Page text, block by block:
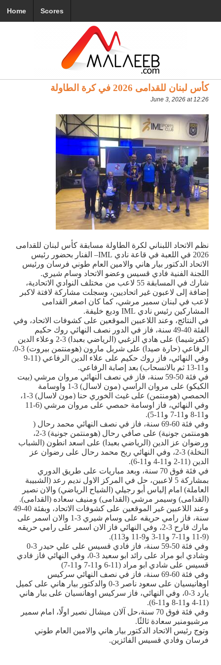
Home Scores
كأس لبنان للقدامى 2026 في كرة الطاولة
June 3, 2026 at 12:26
نظم الاتحاد اللبناني لكرة الطاولة مسابقة كأس لبنان للقدامى
2026 في اللعبة في قاعة نادي
IML– الفنار بحضور رئيس
الاتحاد الدكتور بيار هاني والامين العام طوني فرسان ورئيس
اللجنة الفنية فادي قسيس وعضو الاتحاد وسام شيري.
شارك في المسابقة 55 لاعب من مختلف النوادي الاتحادية،
إضافة إلى لاعبون غير اتحاديين، وسجلت مشاركة لافتة لاكبر
لاعب في لبنان سمير مرشي، كما كان اصغر القدامى
المشاركين رئيس نادي IML وديع خليفة.
في النتائج، وعند اللاعبين الموقعين على كشوفات الاتحاد، وفي
الفئة 40-49 سنة، فاز في الدور نصف النهائي روك حكيم
(كفرشيما) على هادي الزغبي (الرياضي بعبدا) 3-2 وعلاء الدين
الرفاعي (حارة صيدا) على شربل مارون (هومنتمن بيروت) 3-0.
وفي النهائي، فاز روك حكيم على علاء الدين الرفاعي (11-9
و11-13 ثم بالانسحاب) بعد إصابة الرفاعي.
في فئة 50-59 سنة، فاز في نصف النهائي مروان مرشي (بيت
الكيكو) على مروان الراسي (مون لاسال) 3-1 واوسامة
الحمصي (هومنتمن) على غيث الخوري حنا (مون لاسال) 3-1،
وفي النهائي، فاز اوسامة حمصي على مروان مرشي (6-11
و11-8 و11-7 و11-5).
وفي فئة 60-69 سنة، فاز في نصف النهائي محمد رحال (
هومنتمن جونية) على صافي رحال (هومنتمن جونية) 3-2،
ورضوان عز الدين (الرياضي بعبدا) على اسعد انطون (الشباب
النخلة) 3-2، وفي النهائي ربح محمد رحال على رضوان عز
الدين (11-2 و11-4 و11-6).
في فئة فوق 70 سنة، وبعد مباريات على طريق الدوري
بمشاركة 5 لاعبين، حل في المركز الاول نديم رعد (الشبيبة
العاملة) امام إلياس أبو رجيلي (الشياح الرياضي) والان نصير
(القدامى) وسيمر مرشي (القدامى) ومنيف سعاده (القدامى).
وعند اللاعبين غير الموقعين على كشوفات الاتحاد، وبفئة 40-49
سنة، فاز رامي حريقه على وسام شيري 3-1 والان اسمر على
مارك قارح 3-2، وفي النهائي فاز الان اسمر على رامي حريقه
(9-11 و11-7 و11-3 و9-11 و113).
وفي فئة 50-59 سنة، فاز فادي قسيس على علي حيدر 3-0
وشادي ابو مراد على رائد ابو سعيد 3-0، وفي النهائي فاز فادي
قسيس على شادي ابو مراد (11-6 و11-7 و11-7)
وفي فئة 60-69 سنة، فاز في نصف النهائي سركيس
اوهانيسيان على سعود ناصر 3-0 والدكتور بيار هاني على كميل
يارد 3-0، وفي النهائي، فاز سركيس اوهانسيان على بيار هاني
(11-4 و11-8 و11-6).
وفي فئة فوق 70 سنة،حل آلان ميشال نصير اولًا، امام سمير
مرشيومنير سعادة ثالثًا.
وتوج رئيس الاتحاد الدكتور بيار هاني والامين العام طوني
فرسان وفادي قسيس الفائزين.